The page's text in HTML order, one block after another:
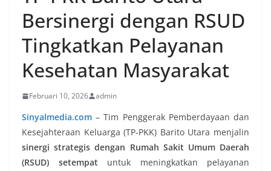
Bersinergi dengan RSUD
Tingkatkan Pelayanan
Kesehatan Masyarakat
Februari 10, 2026 admin
Sinyalmedia.com –Tim Penggerak Pemberdayaan dan
Kesejahteraan Keluarga (TP-PKK) Barito Utara menjalin
sinergi strategis dengan Rumah Sakit Umum Daerah
(RSUD) setempat untuk meningkatkan pelayanan